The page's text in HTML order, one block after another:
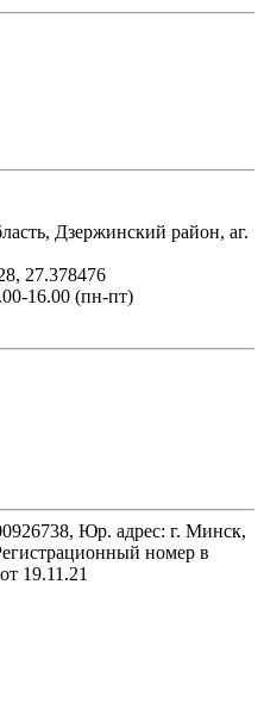
Дзержинский район, аг.
27.378476
16.00 (пн-пт)
Юр. адрес: г. Минск,
номер в
19.11.21